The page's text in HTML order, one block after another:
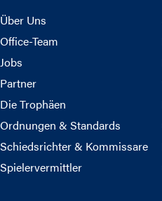
Über Uns
Office-Team
Jobs
Partner
Die Trophäen
Ordnungen & Standards
Schiedsrichter & Kommissare
Spielervermittler